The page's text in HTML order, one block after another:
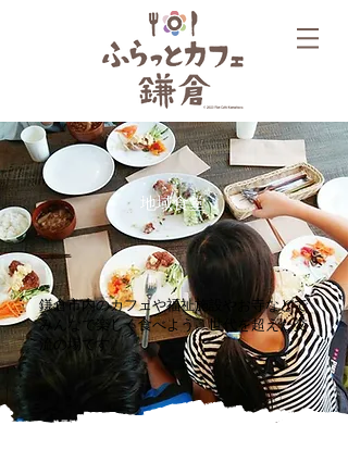
地域食堂
鎌倉市内のカフェや福祉施設やお寺などで
みんなで楽しく食べよう。世代を超えた交
流の場です。